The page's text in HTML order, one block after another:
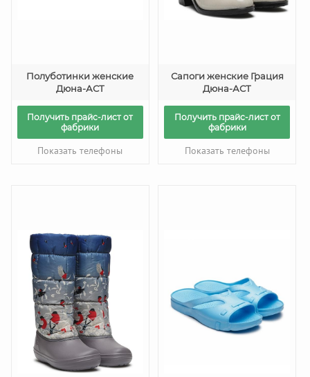
Полуботинки женские
Дюна-АСТ
Получить прайс-лист от
фабрики
Показать телефоны
Сапоги женские Грация
Дюна-АСТ
Получить прайс-лист от
фабрики
Показать телефоны